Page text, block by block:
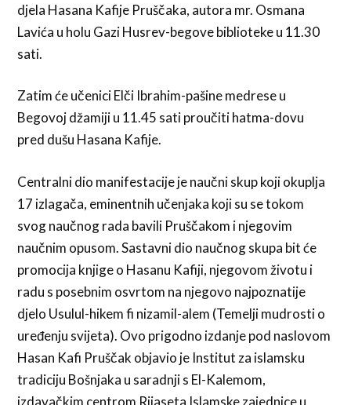
djela Hasana Kafije Pruščaka, autora mr. Osmana
Lavića u holu Gazi Husrev-begove biblioteke u 11.30
sati.
Zatim će učenici Elči Ibrahim-pašine medrese u
Begovoj džamiji u 11.45 sati proučiti hatma-dovu
pred dušu Hasana Kafije.
Centralni dio manifestacije je naučni skup koji okuplja
17 izlagača, eminentnih učenjaka koji su se tokom
svog naučnog rada bavili Pruščakom i njegovim
naučnim opusom. Sastavni dio naučnog skupa bit će
promocija knjige o Hasanu Kafiji, njegovom životu i
radu s posebnim osvrtom na njegovo najpoznatije
djelo Usulul-hikem fi nizamil-alem (Temelji mudrosti o
uređenju svijeta). Ovo prigodno izdanje pod naslovom
Hasan Kafi Pruščak objavio je Institut za islamsku
tradiciju Bošnjaka u saradnji s El-Kalemom,
izdavačkim centrom Rijaseta Islamske zajednice u